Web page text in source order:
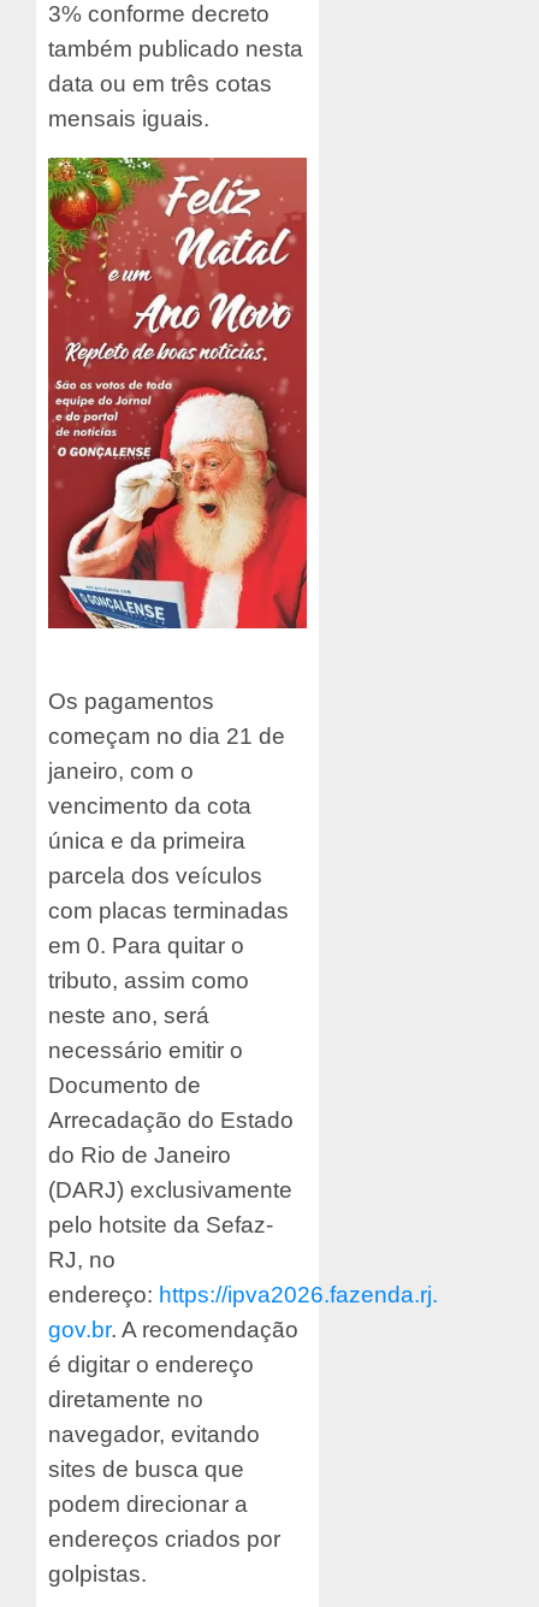
3% conforme decreto
também publicado nesta
data ou em três cotas
mensais iguais.
Os pagamentos
começam no dia 21 de
janeiro, com o
vencimento da cota
única e da primeira
parcela dos veículos
com placas terminadas
em 0. Para quitar o
tributo, assim como
neste ano, será
necessário emitir o
Documento de
Arrecadação do Estado
do Rio de Janeiro
(DARJ) exclusivamente
pelo hotsite da Sefaz-
RJ, no
endereço: https://ipva2026.fazenda.rj.
gov.br. A recomendação
é digitar o endereço
diretamente no
navegador, evitando
sites de busca que
podem direcionar a
endereços criados por
golpistas.